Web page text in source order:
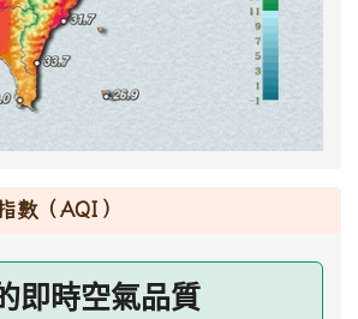
數（AQI）
即時空氣品質